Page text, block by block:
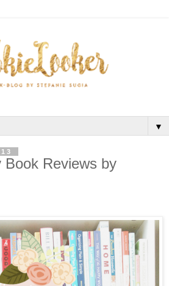
▼
Book Reviews by